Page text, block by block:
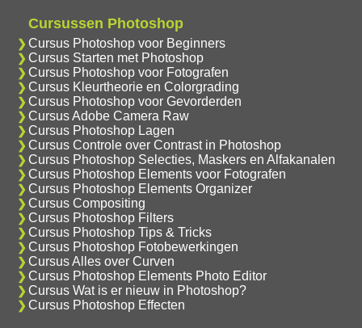
Cursussen Photoshop
Cursus Photoshop voor Beginners
Cursus Starten met Photoshop
Cursus Photoshop voor Fotografen
Cursus Kleurtheorie en Colorgrading
Cursus Photoshop voor Gevorderden
Cursus Adobe Camera Raw
Cursus Photoshop Lagen
Cursus Controle over Contrast in Photoshop
Cursus Photoshop Selecties, Maskers en Alfakanalen
Cursus Photoshop Elements voor Fotografen
Cursus Photoshop Elements Organizer
Cursus Compositing
Cursus Photoshop Filters
Cursus Photoshop Tips & Tricks
Cursus Photoshop Fotobewerkingen
Cursus Alles over Curven
Cursus Photoshop Elements Photo Editor
Cursus Wat is er nieuw in Photoshop?
Cursus Photoshop Effecten